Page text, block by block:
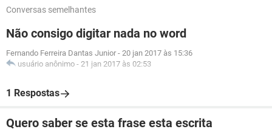
Conversas semelhantes
Não consigo digitar nada no word
Fernando Ferreira Dantas Junior - 20 jan 2017 às 15:36
usuário anônimo - 21 jan 2017 às 02:53
1 Respostas
Quero saber se esta frase esta escrita